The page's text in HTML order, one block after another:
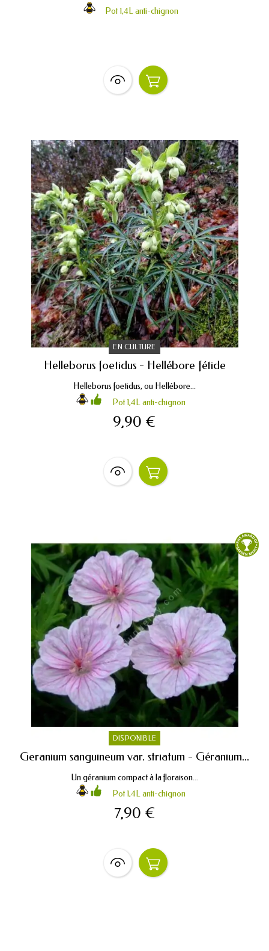
Pot 1,4L anti-chignon
EN CULTURE
Helleborus foetidus - Hellébore fétide
Helleborus foetidus, ou Hellébore...
Pot 1,4L anti-chignon
9,90 €
DISPONIBLE
Geranium sanguineum var. striatum - Géranium...
Un géranium compact à la floraison...
Pot 1,4L anti-chignon
7,90 €